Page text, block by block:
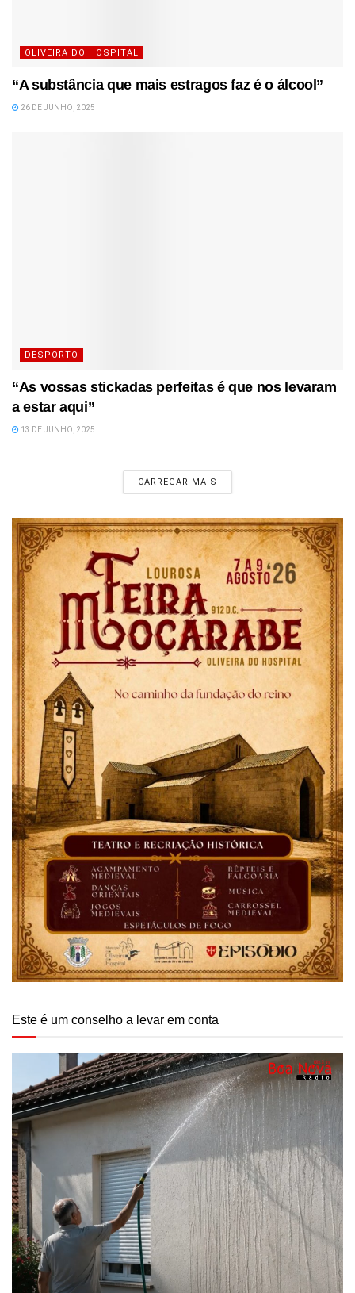
OLIVEIRA DO HOSPITAL
“A substância que mais estragos faz é o álcool”
26 DE JUNHO, 2025
DESPORTO
“As vossas stickadas perfeitas é que nos levaram
a estar aqui”
13 DE JUNHO, 2025
CARREGAR MAIS
Este é um conselho a levar em conta